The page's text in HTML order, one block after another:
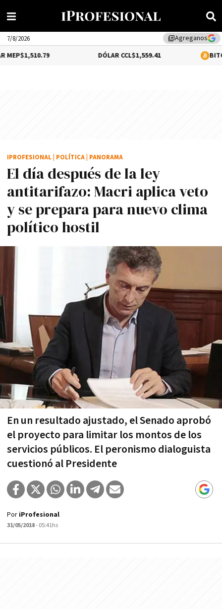
library_addAgreganos
7/8/2026
$1,559.41 0.12%
El dí­a después de la ley
antitarifazo: Macri aplica veto
y se prepara para nuevo clima
polí­tico hostil
En un resultado ajustado, el Senado aprobó
el proyecto para limitar los montos de los
servicios públicos. El peronismo dialoguista
cuestionó al Presidente
IPROFESIONAL POLÍTICA PANORAMA
Por iProfesional
31/05/2018- 05:41hs